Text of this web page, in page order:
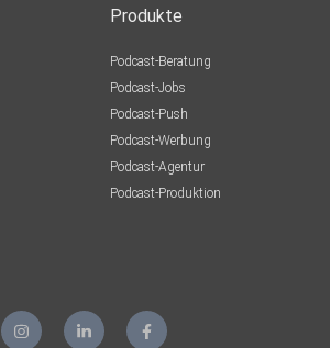
Produkte
Podcast-Beratung
Podcast-Jobs
Podcast-Push
Podcast-Werbung
Podcast-Agentur
Podcast-Produktion